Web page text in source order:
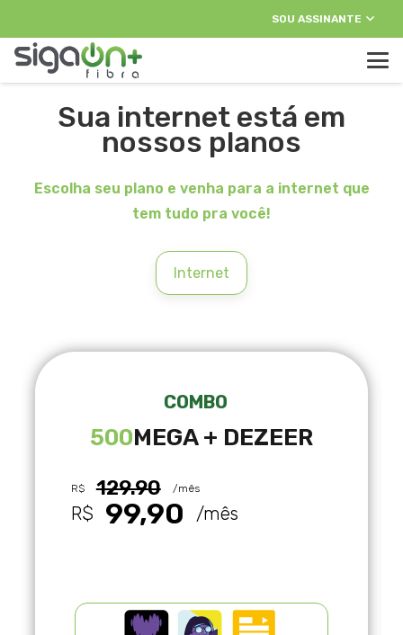
SOU ASSINANTE
Sua internet está em
nossos planos
Escolha seu plano e venha para a internet que
tem tudo pra você!
Internet
COMBO
500MEGA + DEZEER
R$ 129.90 /mês
R$ 99,90 /mês